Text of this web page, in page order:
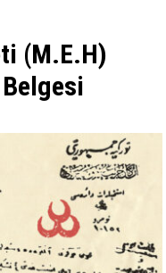
(M.E.H)